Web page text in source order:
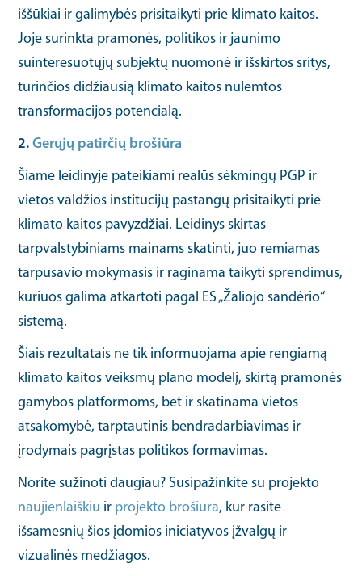
iššūkiai ir galimybės prisitaikyti prie klimato kaitos.
Joje surinkta pramonės, politikos ir jaunimo
suinteresuotųjų subjektų nuomonė ir išskirtos sritys,
turinčios didžiausią klimato kaitos nulemtos
transformacijos potencialą.
2.Gerųjų patirčių brošiūra
Šiame leidinyje pateikiami realūs sėkmingų PGP ir
vietos valdžios institucijų pastangų prisitaikyti prie
klimato kaitos pavyzdžiai. Leidinys skirtas
tarpvalstybiniams mainams skatinti, juo remiamas
tarpusavio mokymasis ir raginama taikyti sprendimus,
kuriuos galima atkartoti pagal ES „Žaliojo sandėrio“
sistemą.
Šiais rezultatais ne tik informuojama apie rengiamą
klimato kaitos veiksmų plano modelį, skirtą pramonės
gamybos platformoms, bet ir skatinama vietos
atsakomybė, tarptautinis bendradarbiavimas ir
įrodymais pagrįstas politikos formavimas.
Norite sužinoti daugiau? Susipažinkite su projekto
naujienlaiškiu ir projekto brošiūra, kur rasite
išsamesnių šios įdomios iniciatyvos įžvalgų ir
vizualinės medžiagos.